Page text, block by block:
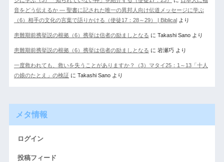
音をどう伝えるか ― 聖書に記された唯一の異邦人向け伝道メッセージに学ぶ
（6）相手の文化の言葉で語りかける（使徒17：28～29） | Biblical より
患難期前携挙説の根拠（6）携挙は信者の励ましとなる に Takashi Sanoより
患難期前携挙説の根拠（6）携挙は信者の励ましとなる に 岩瀬巧 より
一度救われても、救いを失うことがありますか？（3）マタイ25：1～13「十人
の娘のたとえ」の検証 に Takashi Sanoより
メタ情報
ログイン
投稿フィード